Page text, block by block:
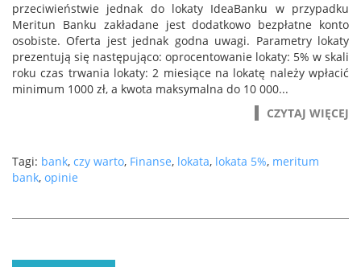
przeciwieństwie jednak do lokaty IdeaBanku w przypadku
Meritun Banku zakładane jest dodatkowo bezpłatne konto
osobiste. Oferta jest jednak godna uwagi. Parametry lokaty
prezentują się następująco: oprocentowanie lokaty: 5% w skali
roku czas trwania lokaty: 2 miesiące na lokatę należy wpłacić
minimum 1000 zł, a kwota maksymalna do 10 000...
CZYTAJ WIĘCEJ
Tagi: bank, czy warto, Finanse, lokata, lokata 5%, meritum
bank, opinie